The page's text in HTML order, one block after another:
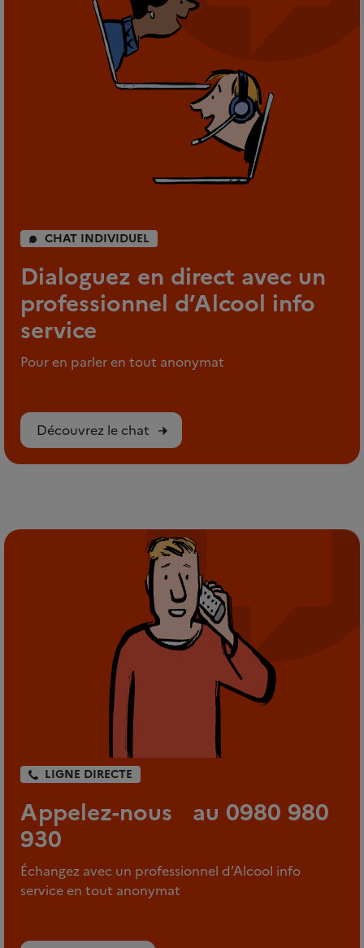
CHAT INDIVIDUEL
Dialoguez en direct avec un
professionnel d’Alcool info
service
Pour en parler en tout anonymat
Découvrez le chat
LIGNE DIRECTE
Appelez-nous au 0980 980
930
Échangez avec un professionnel d’Alcool info
service en tout anonymat